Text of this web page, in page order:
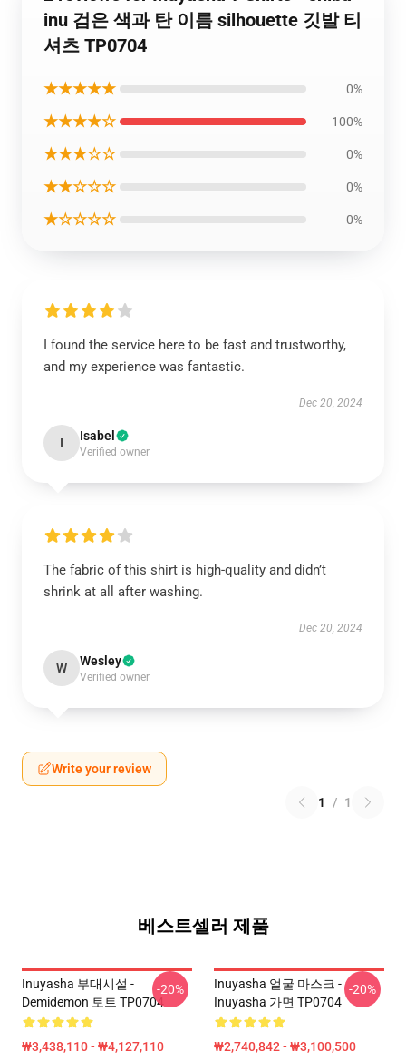
inu 검은 색과 탄 이름 silhouette 깃발 티
셔츠 TP0704
★★★★★ 0%
★★★★☆ 100%
★★★☆☆ 0%
★★☆☆☆ 0%
★☆☆☆☆ 0%
I found the service here to be fast and trustworthy,
and my experience was fantastic.
Dec 20, 2024
I Isabel
Verified owner
The fabric of this shirt is high-quality and didn’t
shrink at all after washing.
Dec 20, 2024
W Wesley
Verified owner
Write your review
1 / 1
베스트셀러 제품
Inuyasha 부대시설 -
Demidemon 토트 TP0704
₩3,438,110 - ₩4,127,110
-20%
Inuyasha 얼굴 마스크 -
Inuyasha 가면 TP0704
₩2,740,842 - ₩3,100,500
-20%